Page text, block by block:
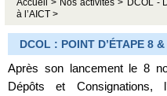
Accueil > Nos activités >
DCOL -
à l’AICT >
DCOL : POINT D’ÉTAPE 8 &
Après son lancement le 8
Dépôts et Consignations,